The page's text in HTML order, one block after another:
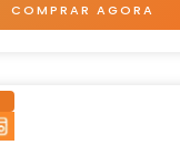
COMPRAR AGORA